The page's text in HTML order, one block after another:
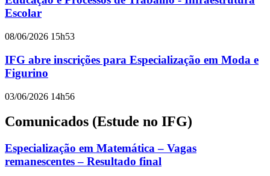
Escolar
08/06/2026 15h53
IFG abre inscrições para Especialização em Moda e
Figurino
03/06/2026 14h56
Comunicados (Estude no IFG)
Especialização em Matemática – Vagas
remanescentes – Resultado final